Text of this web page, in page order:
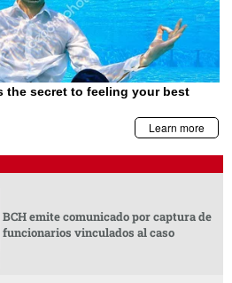
BCH emite comunicado por captura de
funcionarios vinculados al caso